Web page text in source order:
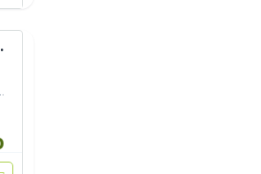
DO BOM JESUS